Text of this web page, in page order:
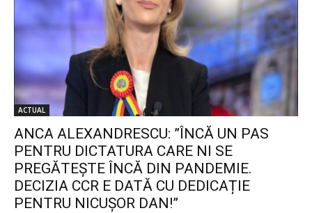
ACTUAL
ANCA ALEXANDRESCU: ”ÎNCĂ UN PAS
PENTRU DICTATURA CARE NI SE
PREGĂTEȘTE ÎNCĂ DIN PANDEMIE.
DECIZIA CCR E DATĂ CU DEDICAȚIE
PENTRU NICUȘOR DAN!”